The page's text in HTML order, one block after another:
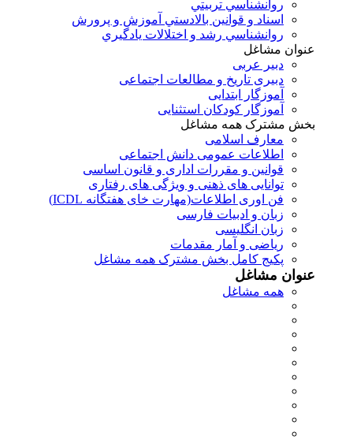
روانشناسي تربيتي
اسناد و قوانين بالادستي آموزش و پرورش
روانشناسي رشد و اختلالات يادگيري
عنوان مشاغل
دبير عربی
دبیری تاریخ و مطالعات اجتماعی
آموزگار ابتدایی
آموزگار کودکان استثنایی
بخش مشترک همه مشاغل
معارف اسلامی
اطلاعات عمومی دانش اجتماعی
قوانین و مقررات اداری و قانون اساسی
توانایی های ذهنی و ویژگی های رفتاری
فن اوری اطلاعات(مهارت خای هفتگانه ICDL)
زبان و ادبیات فارسی
زبان انگلیسی
ریاضی و آمار مقدمات
پکیج کامل بخش مشترک همه مشاغل
عنوان مشاغل
همه مشاغل